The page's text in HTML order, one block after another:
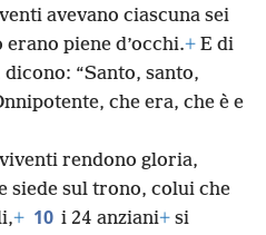
avevano ciascuna sei
piene d’occhi.+ E di
“Santo, santo,
che era, che è e
rendono gloria,
siede sul trono, colui che
+ 10 i 24 anziani+ si